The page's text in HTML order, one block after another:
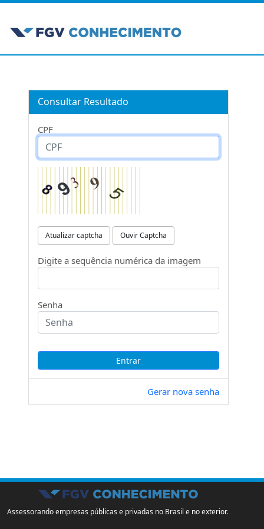
Consultar Resultado
CPF
Atualizar captcha Ouvir Captcha
Digite a sequência numérica da imagem
Senha
Gerar nova senha
Assessorando empresas públicas e privadas no Brasil e no exterior.